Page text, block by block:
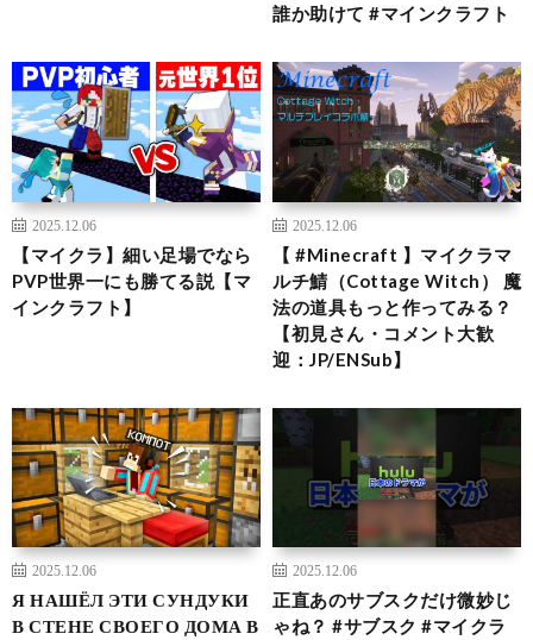
誰か助けて #マインクラフト
2025.12.06
【マイクラ】細い足場でなら
PVP世界一にも勝てる説【マ
インクラフト】
2025.12.06
【 #Minecraft 】マイクラマ
ルチ鯖（Cottage Witch） 魔
法の道具もっと作ってみる？
【初見さん・コメント大歓
迎：JP/ENSub】
2025.12.06
Я НАШЁЛ ЭТИ СУНДУКИ
В СТЕНЕ СВОЕГО ДОМА В
2025.12.06
正直あのサブスクだけ微妙じ
ゃね？ #サブスク #マイクラ